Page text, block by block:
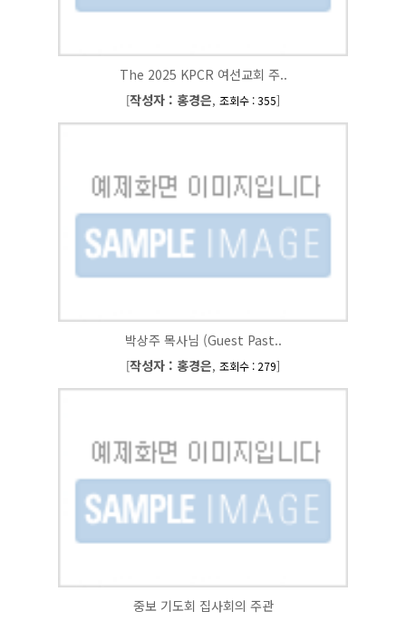
The 2025 KPCR 여선교회 주..
[작성자 : 홍경은, 조회수 : 355]
박상주 목사님 (Guest Past..
[작성자 : 홍경은, 조회수 : 279]
중보 기도회 집사회의 주관